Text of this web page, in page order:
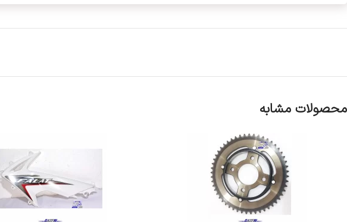
محصولات مشابه